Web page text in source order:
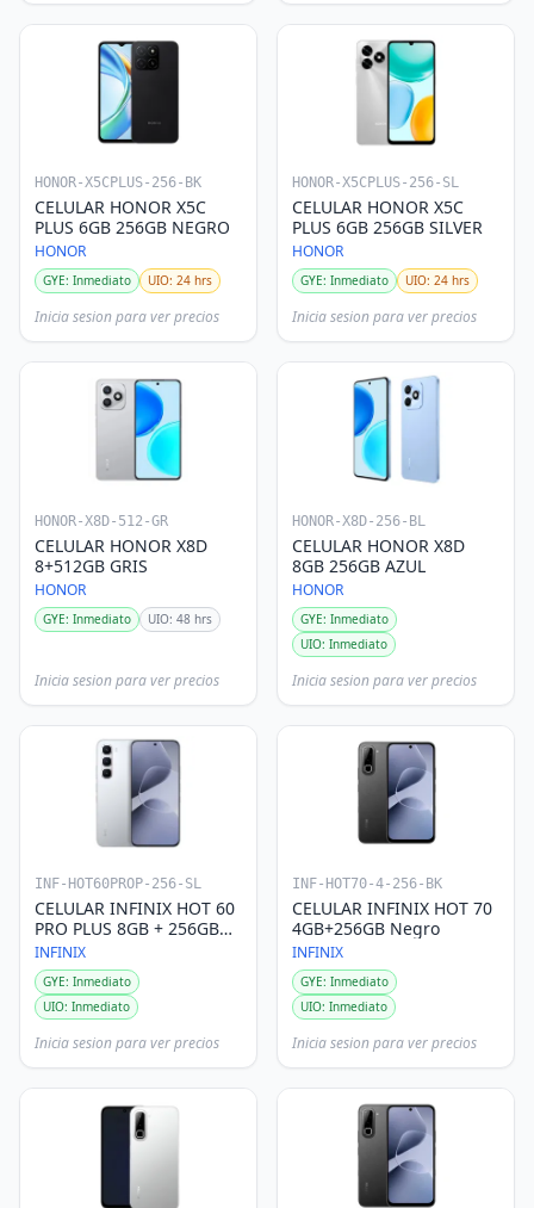
HONOR-X5CPLUS-256-BK
CELULAR HONOR X5C
PLUS 6GB 256GB NEGRO
HONOR
GYE: Inmediato UIO: 24 hrs
Inicia sesion para ver precios
HONOR-X5CPLUS-256-SL
CELULAR HONOR X5C
PLUS 6GB 256GB SILVER
HONOR
GYE: Inmediato UIO: 24 hrs
Inicia sesion para ver precios
HONOR-X8D-512-GR
CELULAR HONOR X8D
8+512GB GRIS
HONOR
GYE: Inmediato UIO: 48 hrs
Inicia sesion para ver precios
HONOR-X8D-256-BL
CELULAR HONOR X8D
8GB 256GB AZUL
HONOR
GYE: Inmediato
UIO: Inmediato
Inicia sesion para ver precios
INF-HOT60PROP-256-SL
CELULAR INFINIX HOT 60
PRO PLUS 8GB + 256GB
SILVER
INFINIX
GYE: Inmediato
UIO: Inmediato
Inicia sesion para ver precios
INF-HOT70-4-256-BK
CELULAR INFINIX HOT 70
4GB+256GB Negro
INFINIX
GYE: Inmediato
UIO: Inmediato
Inicia sesion para ver precios